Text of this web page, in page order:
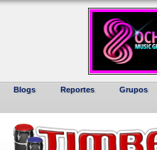
Blogs Reportes Grupos